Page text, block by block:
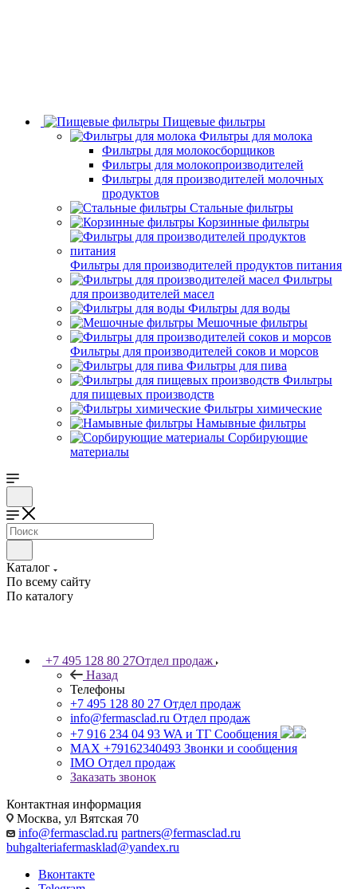
Пищевые фильтры
Фильтры для молока
Фильтры для молокосборщиков
Фильтры для молокопроизводителей
Фильтры для производителей молочных
продуктов
Стальные фильтры
Корзинные фильтры
Фильтры для производителей продуктов питания
Фильтры
для производителей масел
Фильтры для воды
Мешочные фильтры
Фильтры для производителей соков и морсов
Фильтры для пива
Фильтры
для пищевых производств
Фильтры химические
Намывные фильтры
Сорбирующие
материалы
Каталог
По всему сайту
По каталогу
+7 495 128 80 27Отдел продаж
Назад
Телефоны
+7 495 128 80 27 Отдел продаж
info@fermasclad.ru Отдел продаж
+7 916 234 04 93 WA и ТГ Сообщения
MAX +79162340493 Звонки и сообщения
IMO Отдел продаж
Заказать звонок
Контактная информация
Москва, ул Вятская 70
info@fermasclad.ru partners@fermasclad.ru
buhgalteriafermasklad@yandex.ru
Вконтакте